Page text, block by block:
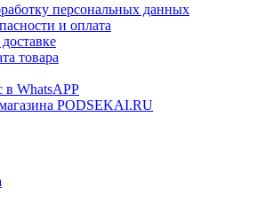
персональных данных
и оплата
товара
в WhatsAPP
PODSEKAI.RU